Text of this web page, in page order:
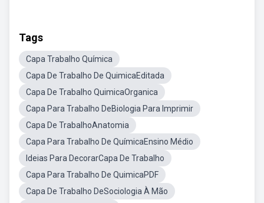
Tags
Capa Trabalho Química
Capa De Trabalho De QuimicaEditada
Capa De Trabalho QuimicaOrganica
Capa Para Trabalho DeBiologia Para Imprimir
Capa De TrabalhoAnatomia
Capa Para Trabalho De QuímicaEnsino Médio
Ideias Para DecorarCapa De Trabalho
Capa Para Trabalho De QuimicaPDF
Capa De Trabalho DeSociologia À Mão